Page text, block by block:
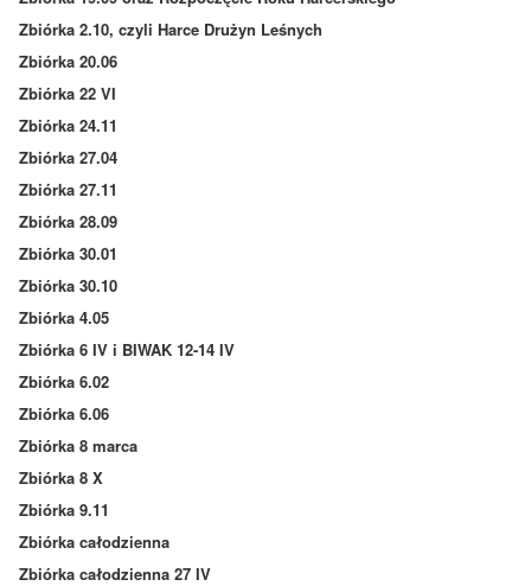
Zbiórka 2.10, czyli Harce Drużyn Leśnych
Zbiórka 20.06
Zbiórka 22 VI
Zbiórka 24.11
Zbiórka 27.04
Zbiórka 27.11
Zbiórka 28.09
Zbiórka 30.01
Zbiórka 30.10
Zbiórka 4.05
Zbiórka 6 IV i BIWAK 12-14 IV
Zbiórka 6.02
Zbiórka 6.06
Zbiórka 8 marca
Zbiórka 8 X
Zbiórka 9.11
Zbiórka całodzienna
Zbiórka całodzienna 27 IV